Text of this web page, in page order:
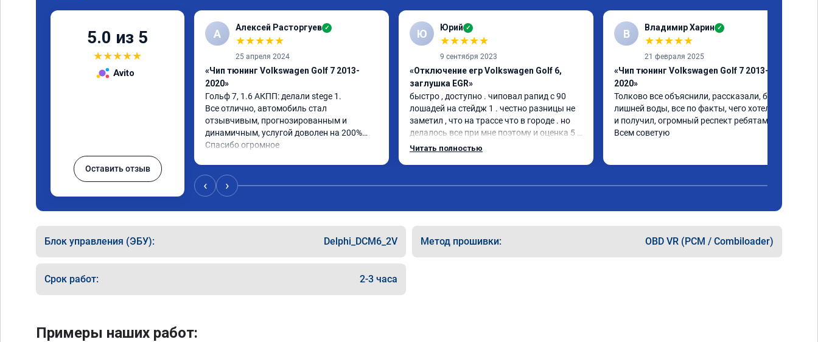
5.0 из 5
★★★★★
Avito
Оставить отзыв
А Алексей Расторгуев ✓
★★★★★
25 апреля 2024
«Чип тюнинг Volkswagen Golf 7 2013-
2020»
Гольф 7, 1.6 АКПП: делали stege 1.
Все отлично, автомобиль стал
отзывчивым, прогнозированным и
динамичным, услугой доволен на 200%
Спасибо огромное
Ю Юрий ✓
★★★★★
9 сентября 2023
«Отключение егр Volkswagen Golf 6,
заглушка EGR»
быстро , доступно . чиповал рапид с 90
лошадей на стейдж 1 . честно разницы не
заметил , что на трассе что в городе . но
делалось все при мне поэтому и оценка 5 .
может быть старый владелец чиповал ...
Читать полностью
В Владимир Харин ✓
★★★★★
21 февраля 2025
«Чип тюнинг Volkswagen Golf 7 2013-
2020»
Толково все объяснили, рассказали, без
лишней воды, все по факты, чего хотел - то
и получил, огромный респект ребятам!
Всем советую
‹ ›
Блок управления (ЭБУ): Delphi_DCM6_2V Метод прошивки: OBD VR (PCM / Combiloader)
Срок работ: 2-3 часа
Примеры наших работ: